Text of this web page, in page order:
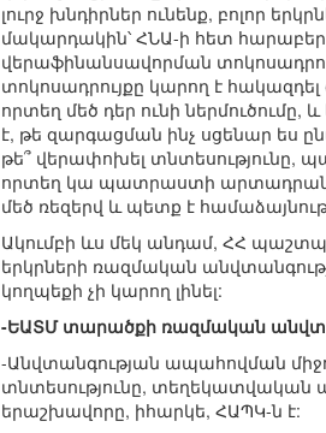
լուրջ խնդիրներ ունենք, բոլոր
մակարդակին՝ ՀՆԱ-ի հետ
վերաֆինանսավորման
տոկոսադրույքը կարող է
որտեղ մեծ դեր ունի
է, թե զարգացման ինչ սցենար ես
թե՞ վերափոխել տնտեսությունը,
որտեղ կա պատրաստի
մեծ ռեզերվ և պետք է
Ակումբի ևս մեկ անդամ, ՀՀ
երկրների ռազմական
կողպեքի չի կարող լինել:
-ԵԱՏՄ տարածքի ռազմական
-Անվտանգության ապահովման
տնտեսությունը, տեղեկատվական
երաշխավորը, իհարկե, ՀԱՊԿ-ն է: